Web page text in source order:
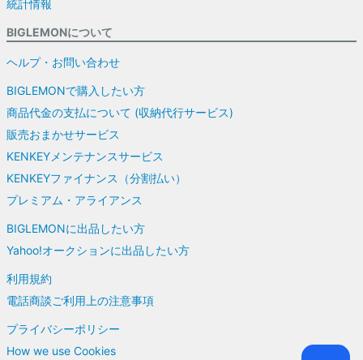
統計情報
BIGLEMONについて
ヘルプ・お問い合わせ
BIGLEMONで購入したい方
商品代金の支払について (収納代行サービス)
販売おまかせサービス
KENKEYメンテナンスサービス
KENKEYファイナンス（分割払い）
プレミアム・アライアンス
BIGLEMONに出品したい方
Yahoo!オークションに出品したい方
利用規約
電話商談ご利用上の注意事項
プライバシーポリシー
How we use Cookies